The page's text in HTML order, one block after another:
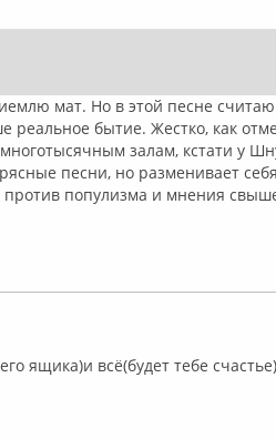
мат. Но в этой песне
бытие. Жестко, как
залам, кстати у
песни, но разменивает
против популизма и мнения
ящика)и всё(будет тебе